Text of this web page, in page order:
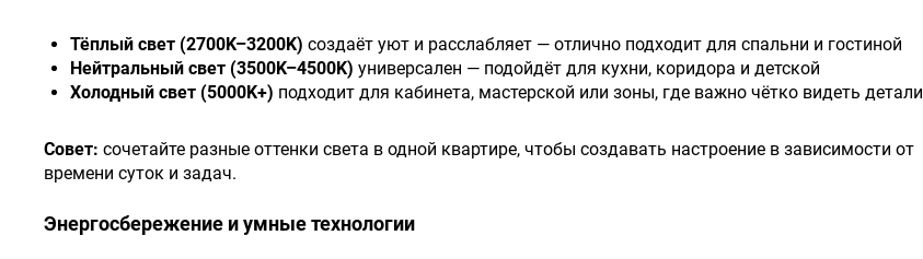
Тёплый свет (2700K–3200K) создаёт уют и расслабляет — отлично подходит для спальни и гостиной
Нейтральный свет (3500K–4500K) универсален — подойдёт для кухни, коридора и детской
Холодный свет (5000K+) подходит для кабинета, мастерской или зоны, где важно чётко видеть детали
Совет: сочетайте разные оттенки света в одной квартире, чтобы создавать настроение в зависимости от
времени суток и задач.
Энергосбережение и умные технологии